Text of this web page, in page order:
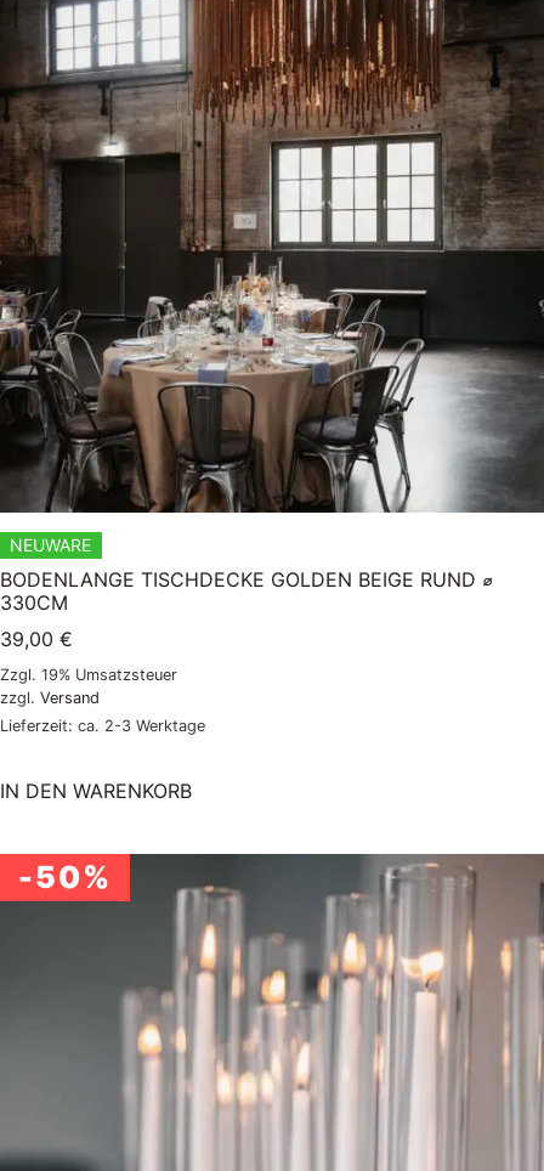
NEUWARE
BODENLANGE TISCHDECKE GOLDEN BEIGE RUND ⌀
330CM
39,00 €
Zzgl. 19% Umsatzsteuer
zzgl. Versand
Lieferzeit: ca. 2-3 Werktage
IN DEN WARENKORB
-50%